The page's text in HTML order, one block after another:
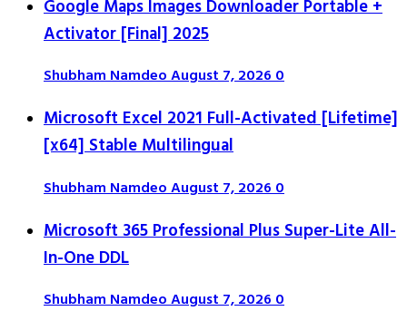
Google Maps Images Downloader Portable +
Activator [Final] 2025
Shubham NamdeoAugust 7, 20260
Microsoft Excel 2021 Full-Activated [Lifetime]
[x64] Stable Multilingual
Shubham NamdeoAugust 7, 20260
Microsoft 365 Professional Plus Super-Lite All-
In-One DDL
Shubham NamdeoAugust 7, 20260